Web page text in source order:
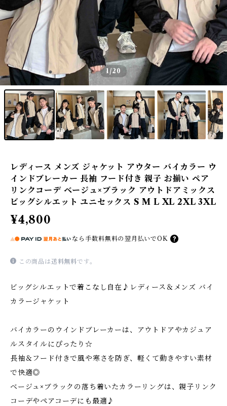
1/20
レディース メンズ ジャケット アウター バイカラー ウ
インドブレーカー 長袖 フード付き 親子 お揃い ペア
リンクコーデ ベージュ×ブラック アウトドアミックス
ビッグシルエット ユニセックス S M L XL 2XL 3XL
¥4,800
なら 手数料無料の 翌月払いでOK
この商品は送料無料です。
ビッグシルエットで着こなし自在♪レディース＆メンズ バイ
カラージャケット
バイカラーのウインドブレーカーは、アウトドアやカジュア
ルスタイルにぴったり☆
長袖＆フード付きで風や寒さを防ぎ、軽くて動きやすい素材
で快適◎
ベージュ×ブラックの落ち着いたカラーリングは、親子リンク
コーデやペアコーデにも最適♪